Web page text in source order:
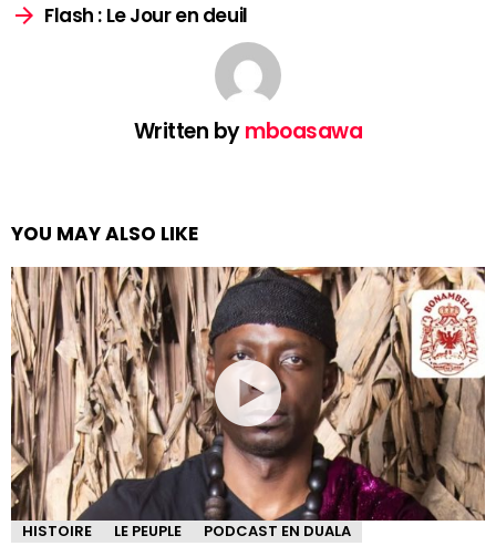
Flash : Le Jour en deuil
Written bymboasawa
YOU MAY ALSO LIKE
HISTOIRE LE PEUPLE PODCAST EN DUALA